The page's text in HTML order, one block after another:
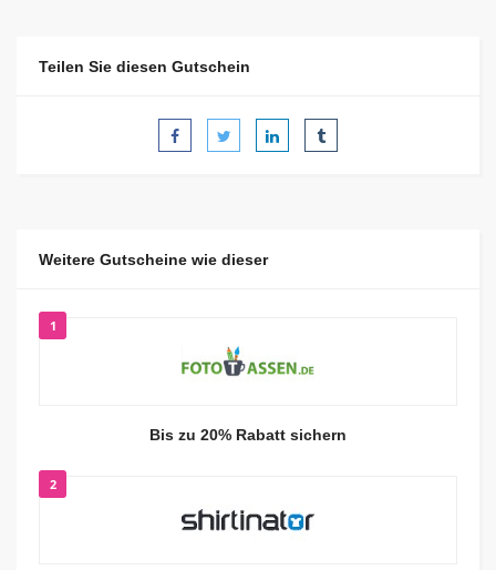
Teilen Sie diesen Gutschein
Weitere Gutscheine wie dieser
1
Bis zu 20% Rabatt sichern
2